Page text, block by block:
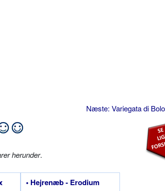
Næste: Variegata di
herunder.
• Hejrenæb - Erodium